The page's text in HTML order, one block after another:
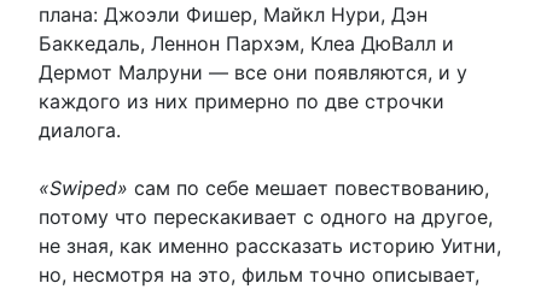
плана: Джоэли Фишер, Майкл Нури, Дэн
Баккедаль, Леннон Пархэм, Клеа ДюВалл и
Дермот Малруни — все они появляются, и у
каждого из них примерно по две строчки
диалога.
«Swiped» сам по себе мешает повествованию,
потому что перескакивает с одного на другое,
не зная, как именно рассказать историю Уитни,
но, несмотря на это, фильм точно описывает,